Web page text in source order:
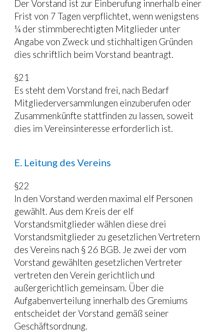
Der Vorstand ist zur Einberufung innerhalb einer
Frist von 7 Tagen verpflichtet, wenn wenigstens
¼ der stimmberechtigten Mitglieder unter
Angabe von Zweck und stichhaltigen Gründen
dies schriftlich beim Vorstand beantragt.
§21
Es steht dem Vorstand frei, nach Bedarf
Mitgliederversammlungen einzuberufen oder
Zusammenkünfte stattfinden zu lassen, soweit
dies im Vereinsinteresse erforderlich ist.
E. Leitung des Vereins
§22
In den Vorstand werden maximal elf Personen
gewählt. Aus dem Kreis der elf
Vorstandsmitglieder wählen diese drei
Vorstandsmitglieder zu gesetzlichen Vertretern
des Vereins nach § 26 BGB. Je zwei der vom
Vorstand gewählten gesetzlichen Vertreter
vertreten den Verein gerichtlich und
außergerichtlich gemeinsam. Über die
Aufgabenverteilung innerhalb des Gremiums
entscheidet der Vorstand gemäß seiner
Geschäftsordnung.